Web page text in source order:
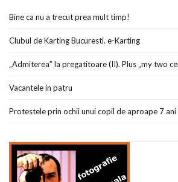
Bine ca nu a trecut prea mult timp!
Clubul de Karting Bucuresti. e-Karting
„Admiterea” la pregatitoare (II). Plus „my two
Vacantele in patru
Protestele prin ochii unui copil de aproape 7 ani